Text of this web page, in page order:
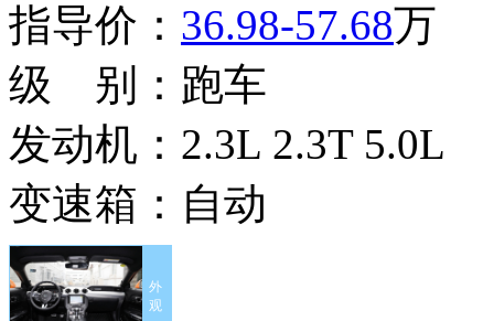
指导价： 36.98-57.68万
级 别： 跑车
发动机： 2.3L 2.3T 5.0L
变速箱： 自动
外
观